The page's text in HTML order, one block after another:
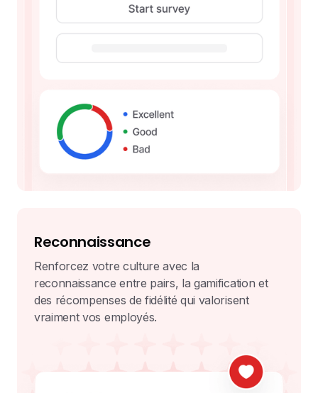
Reconnaissance
Renforcez votre culture avec la
reconnaissance entre pairs, la gamification et
des récompenses de fidélité qui valorisent
vraiment vos employés.